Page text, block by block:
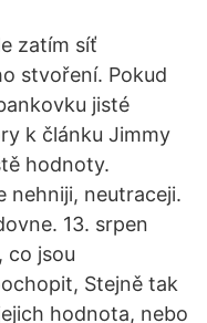
zatím síť
stvoření. Pokud
jisté
k článku Jimmy
hodnoty.
nehniji, neutraceji.
13. srpen
co jsou
Stejně tak
hodnota, nebo